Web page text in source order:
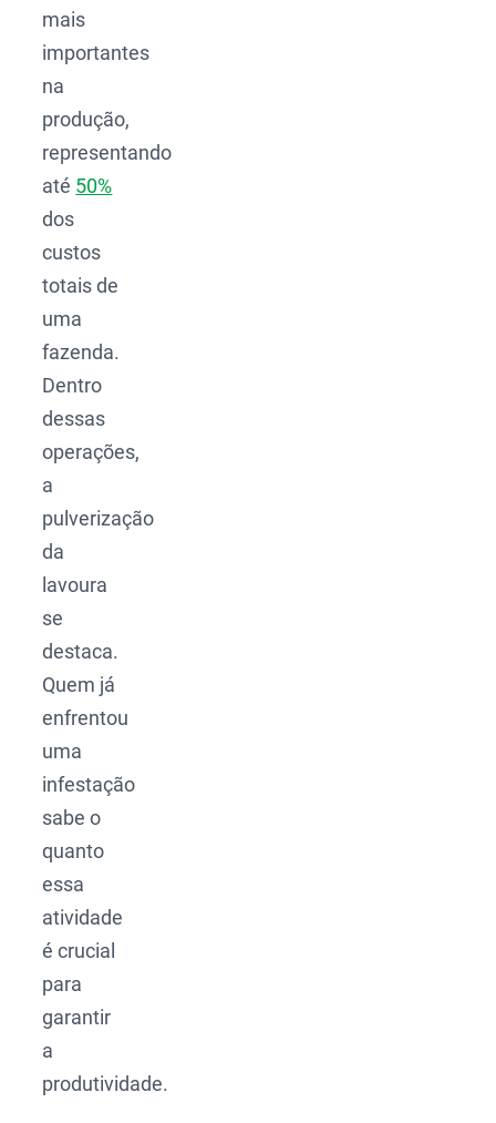
mais
importantes
na
produção,
representando
até 50%
dos
custos
totais de
uma
fazenda.
Dentro
dessas
operações,
a
pulverização
da
lavoura
se
destaca.
Quem já
enfrentou
uma
infestação
sabe o
quanto
essa
atividade
é crucial
para
garantir
a
produtividade.